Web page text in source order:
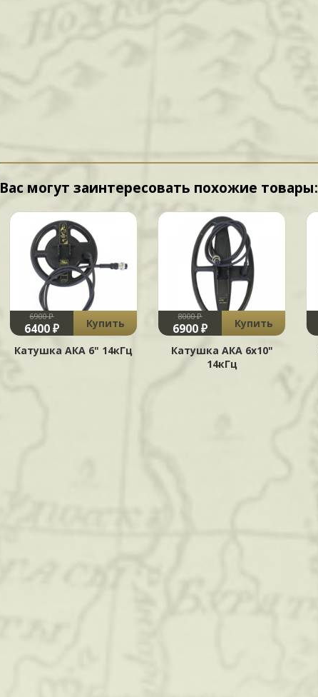
Вас могут заинтересовать похожие товары:
6900 ₽
6400 ₽
Купить
Катушка АКА 6" 14кГц
8000 ₽
6900 ₽
Купить
Катушка АКА 6х10"
14кГц